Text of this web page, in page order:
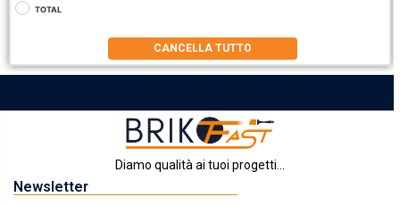
TOTAL
CANCELLA TUTTO
Diamo qualità ai tuoi progetti...
Newsletter